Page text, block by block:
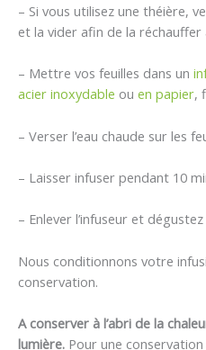
– Si vous utilisez une théière,
et la vider afin de la
– Mettre vos feuilles dans un
acier inoxydable ou en papier,
– Verser l’eau chaude sur les
– Laisser infuser pendant 10
– Enlever l’infuseur et dégustez
Nous conditionnons votre
conservation.
A conserver à l’abri de la
lumière. Pour une